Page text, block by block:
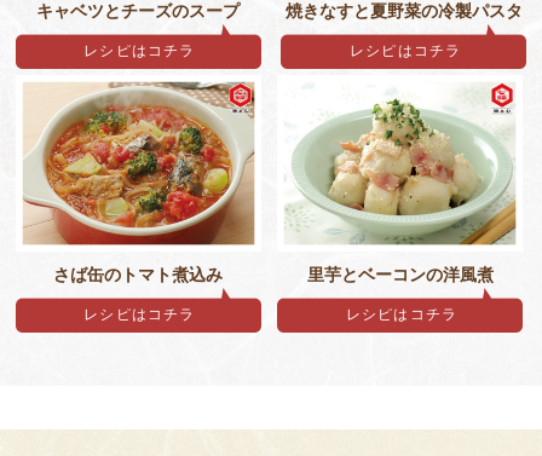
キャベツとチーズのスープ
レシピはコチラ
焼きなすと夏野菜の冷製パスタ
レシピはコチラ
さば缶のトマト煮込み
レシピはコチラ
里芋とベーコンの洋風煮
レシピはコチラ